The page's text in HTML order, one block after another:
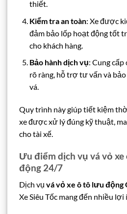
thiết.
Kiểm tra an toàn: Xe được
đảm bảo lốp hoạt động tốt
cho khách hàng.
Bảo hành dịch vụ: Cung cấp
rõ ràng, hỗ trợ tư vấn và
vá.
Quy trình này giúp tiết kiệm
xe được xử lý đúng kỹ thuật,
cho tài xế.
Ưu điểm dịch vụ vá vỏ
động 24/7
Dịch vụ vá vỏ xe ô tô lưu động
Xe Siêu Tốc mang đến nhiều lợi